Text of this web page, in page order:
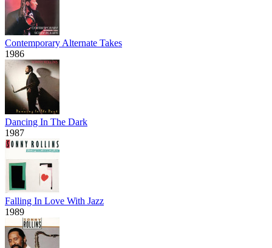
Contemporary Alternate Takes
1986
Dancing In The Dark
1987
Falling In Love With Jazz
1989